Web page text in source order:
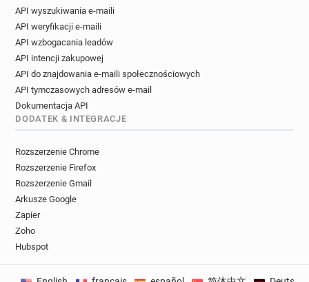
API wyszukiwania e-maili
API weryfikacji e-maili
API wzbogacania leadów
API intencji zakupowej
API do znajdowania e-maili społecznościowych
API tymczasowych adresów e-mail
Dokumentacja API
DODATEK & INTEGRACJE
Rozszerzenie Chrome
Rozszerzenie Firefox
Rozszerzenie Gmail
Arkusze Google
Zapier
Zoho
Hubspot